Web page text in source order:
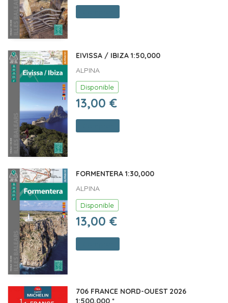
EIVISSA / IBIZA 1:50,000
ALPINA
Disponible
13,00 €
FORMENTERA 1:30,000
ALPINA
Disponible
13,00 €
706 FRANCE NORD-OUEST 2026
1:500,000 *